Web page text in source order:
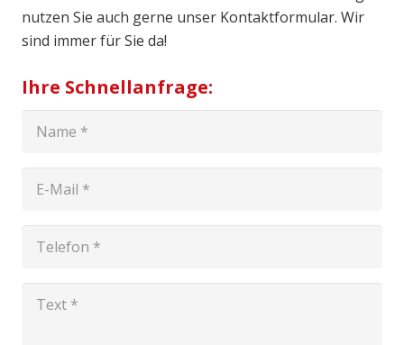
nutzen Sie auch gerne unser Kontaktformular. Wir
sind immer für Sie da!
Ihre Schnellanfrage: